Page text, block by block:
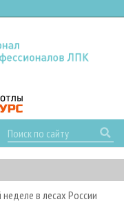
в лесах России